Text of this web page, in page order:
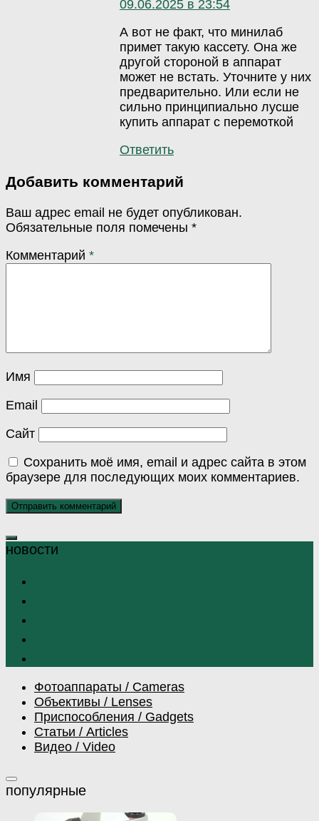
09.06.2025 в 23:54
А вот не факт, что минилаб
примет такую кассету. Она же
другой стороной в аппарат
может не встать. Уточните у них
предварительно. Или если не
сильно принципиально лусше
купить аппарат с перемоткой
Ответить
Добавить комментарий
Ваш адрес email не будет опубликован.
Обязательные поля помечены *
Комментарий *
Имя
Email
Сайт
Сохранить моё имя, email и адрес сайта в этом
браузере для последующих моих комментариев.
Фотоаппараты / Cameras
Объективы / Lenses
Приспособления / Gadgets
Статьи / Articles
Видео / Video